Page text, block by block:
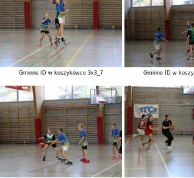
Gminne ID w koszykówce 3x3_7 Gminne ID w